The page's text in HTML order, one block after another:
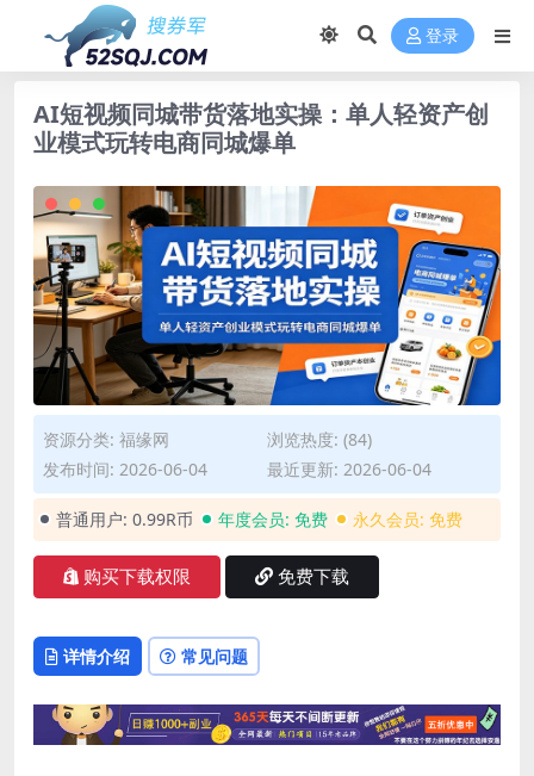
登录
AI短视频同城带货落地实操：单人轻资产创
业模式玩转电商同城爆单
资源分类: 福缘网
浏览热度: (84)
发布时间: 2026-06-04
最近更新: 2026-06-04
普通用户: 0.99R币 年度会员: 免费 永久会员: 免费
购买下载权限 免费下载
详情介绍 常见问题